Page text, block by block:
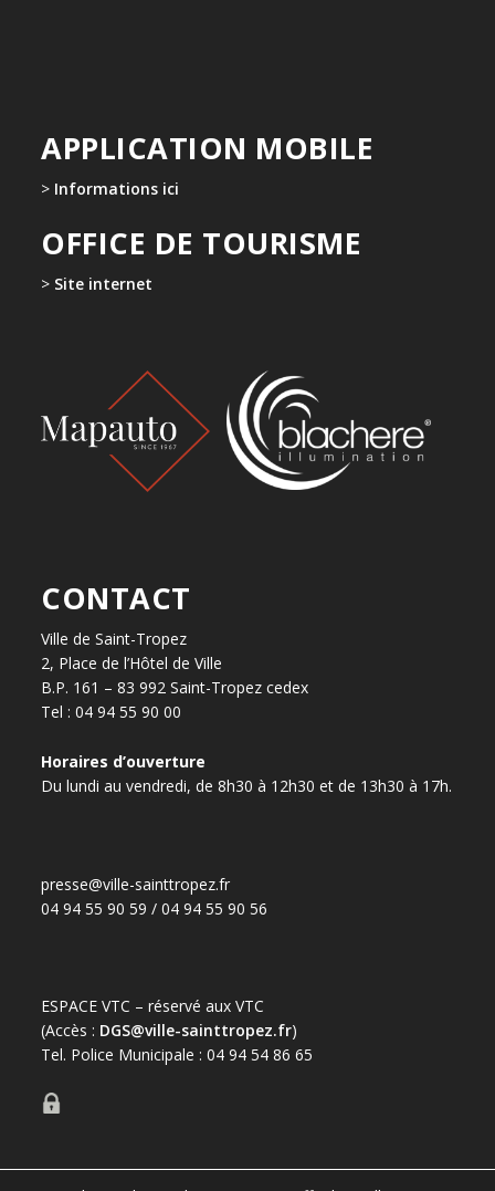
APPLICATION MOBILE
> Informations ici
OFFICE DE TOURISME
> Site internet
CONTACT
Ville de Saint-Tropez
2, Place de l’Hôtel de Ville
B.P. 161 – 83 992 Saint-Tropez cedex
Tel : 04 94 55 90 00
Horaires d’ouverture
Du lundi au vendredi, de 8h30 à 12h30 et de 13h30 à 17h.
presse@ville-sainttropez.fr
04 94 55 90 59 / 04 94 55 90 56
ESPACE VTC – réservé aux VTC
(Accès : DGS@ville-sainttropez.fr)
Tel. Police Municipale : 04 94 54 86 65